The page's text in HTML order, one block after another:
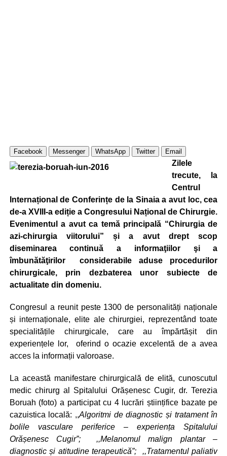
Facebook Messenger WhatsApp Twitter Email
Zilele
trecute, la
Centrul
Internațional de Conferințe de la Sinaia a avut loc, cea
de-a XVIII-a ediție a Congresului Național de Chirurgie.
Evenimentul a avut ca temă principală “Chirurgia de
azi-chirurgia viitorului” și a avut drept scop
diseminarea continuă a informaţiilor şi a
îmbunătăţirilor considerabile aduse procedurilor
chirurgicale, prin dezbaterea unor subiecte de
actualitate din domeniu.
Congresul a reunit peste 1300 de personalități naționale
și internaționale, elite ale chirurgiei, reprezentând toate
specialitățile chirurgicale, care au împărtășit din
experiențele lor, oferind o ocazie excelentă de a avea
acces la informații valoroase.
La această manifestare chirurgicală de elită, cunoscutul
medic chirurg al Spitalului Orășenesc Cugir, dr. Terezia
Boruah (foto) a participat cu 4 lucrări științifice bazate pe
cazuistica locală: ,,Algoritmi de diagnostic și tratament în
bolile vasculare periferice – experiența Spitalului
Orășenesc Cugir”; ,,Melanomul malign plantar –
diagnostic și atitudine terapeutică”; ,,Tratamentul paliativ